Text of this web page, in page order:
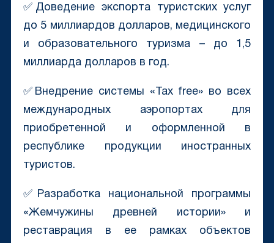
✅Доведение экспорта туристских услуг
до 5 миллиардов долларов, медицинского
и образовательного туризма – до 1,5
миллиарда долларов в год.
✅Внедрение системы «Tax free» во всех
международных аэропортах для
приобретенной и оформленной в
республике продукции иностранных
туристов.
✅Разработка национальной программы
«Жемчужины древней истории» и
реставрация в ее рамках объектов